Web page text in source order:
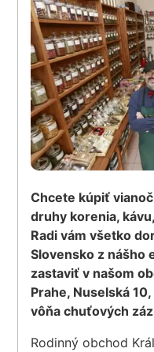
Chcete kúpiť
druhy korenia,
Radi vám všetko
Slovensko z nášho
zastaviť v našom
Prahe, Nuselská
vôňa chuťových
Rodinný obchod